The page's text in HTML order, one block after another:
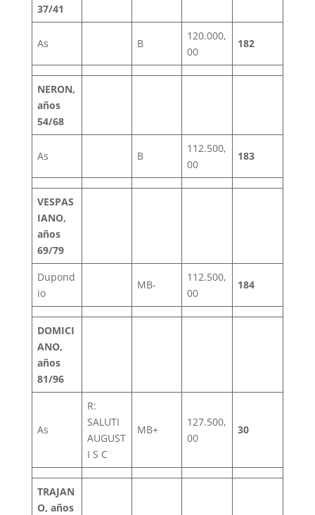
37/41
As B
120.000,
00
182
NERON,
años
54/68
As B
112.500,
00
183
VESPAS
IANO,
años
69/79
Dupond
io
MB-
112.500,
00
184
DOMICI
ANO,
años
81/96
As
R:
SALUTI
AUGUST
I S C
MB+
127.500,
00
30
TRAJAN
O, años